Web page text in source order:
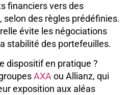
financiers vers des
selon des règles prédéfinies.
évite les négociations
stabilité des portefeuilles.
dispositif en pratique ?
AXAou Allianz, qui
exposition aux aléas